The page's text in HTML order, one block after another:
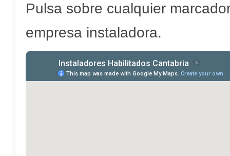
Pulsa sobre cualquier
empresa instaladora.